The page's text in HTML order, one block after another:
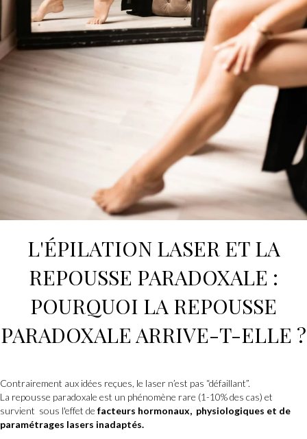
L'ÉPILATION LASERET LA
REPOUSSE PARADOXALE :
POURQUOI LA REPOUSSE
PARADOXALE ARRIVE-T-ELLE ?
Contrairement aux idées reçues, le laser n’est pas “défaillant”.
La repousse paradoxale est un phénomène rare (1-10% des cas) et
survient sous l'effet de facteurs hormonaux, physiologiques et de
paramétrages lasers inadaptés.